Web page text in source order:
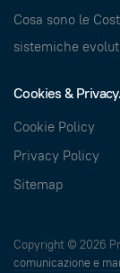
Cosa sono le
sistemiche
Cookies & Privacy.
Cookie Policy
Privacy Policy
Sitemap
Copyright © 2026
comunicazione e